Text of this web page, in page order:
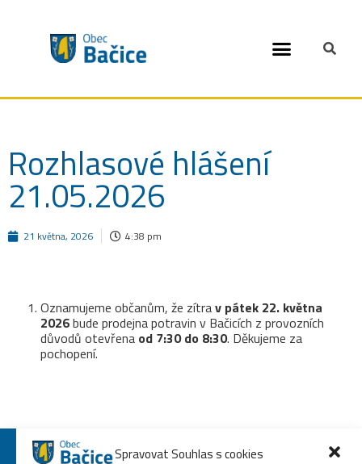
Spravovat Souhlas s cookies
Rozhlasové hlášení
21.05.2026
21 května, 2026 4:38 pm
Oznamujeme občanům, že zítrav pátek 22. května
2026bude prodejna potravin v Bačicích z provozních
důvodů otevřena od 7:30 do 8:30. Děkujeme za
pochopení.